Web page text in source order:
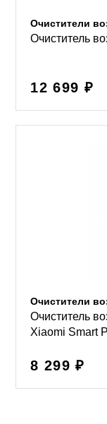
Очистители
Очиститель
12 699 ₽
Очистители
Очиститель
Xiaomi Smart
8 299 ₽